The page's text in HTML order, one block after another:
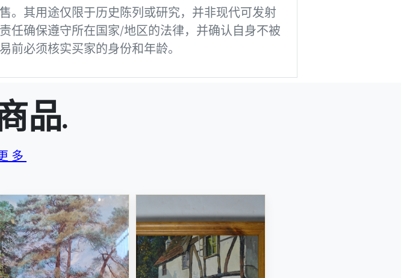
。其用途仅限于历史陈列或研究，并非现代可发射
任确保遵守所在国家/地区的法律，并确认自身不被
前必须核实买家的身份和年龄。
品.
多